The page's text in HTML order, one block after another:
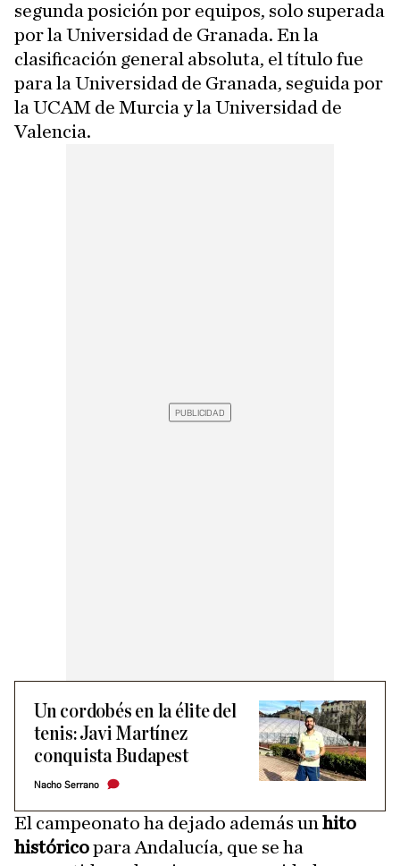
segunda posición por equipos, solo superada
por la Universidad de Granada. En la
clasificación general absoluta, el título fue
para la Universidad de Granada, seguida por
la UCAM de Murcia y la Universidad de
Valencia.
Un cordobés en la élite del
tenis: Javi Martínez
conquista Budapest
Nacho Serrano
El campeonato ha dejado además un hito
históricopara Andalucía, que se ha